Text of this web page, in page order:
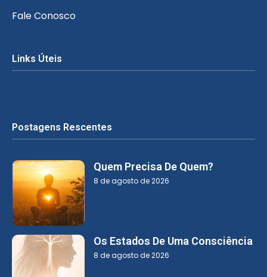
Fale Conosco
Links Úteis
Postagens Rescentes
Quem Precisa De Quem?
8 de agosto de 2026
Os Estados De Uma Consciência
8 de agosto de 2026